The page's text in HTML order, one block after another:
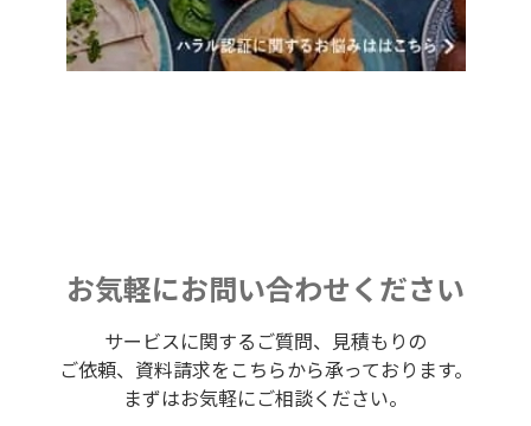
お気軽にお問い合わせください
サービスに関するご質問、見積もりの
ご依頼、資料請求をこちらから承っております。
まずはお気軽にご相談ください。